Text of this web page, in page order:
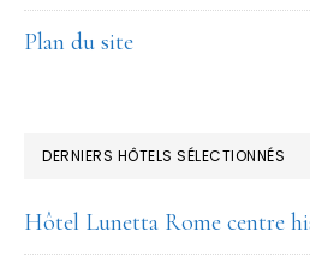
Plan du site
DERNIERS HÔTELS SÉLECTIONNÉS
Hôtel Lunetta Rome centre